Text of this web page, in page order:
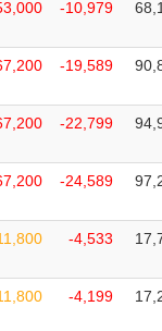
-10,979
-19,589
-22,799
-24,589
-4,533
-4,199
chỉ quỹ Chứng